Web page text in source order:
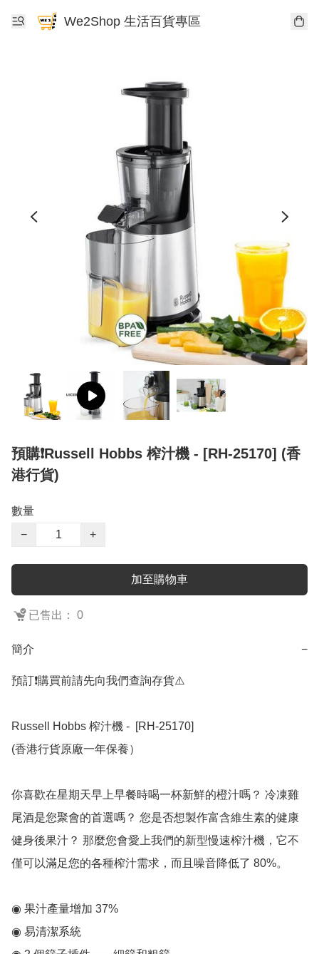
We2Shop 生活百貨專區
預購❗️Russell Hobbs 榨汁機 - [RH-25170] (香
港行貨)
數量
−
+
加至購物車
已售出： 0
簡介 −
預訂❗️購買前請先向我們查詢存貨⚠️
Russell Hobbs 榨汁機 -  [RH-25170]
(香港行貨原廠一年保養）
你喜歡在星期天早上早餐時喝一杯新鮮的橙汁嗎？ 冷凍雞
尾酒是您聚會的首選嗎？ 您是否想製作富含維生素的健康
健身後果汁？ 那麼您會愛上我們的新型慢速榨汁機，它不
僅可以滿足您的各種榨汁需求，而且噪音降低了 80%。
◉ 果汁產量增加 37%
◉ 易清潔系統